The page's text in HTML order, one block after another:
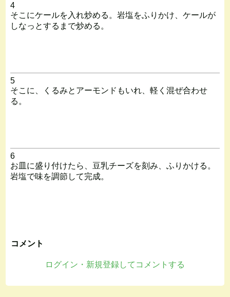
4
そこにケールを入れ炒める。岩塩をふりかけ、ケールが
しなっとするまで炒める。
5
そこに、くるみとアーモンドもいれ、軽く混ぜ合わせ
る。
6
お皿に盛り付けたら、豆乳チーズを刻み、ふりかける。
岩塩で味を調節して完成。
コメント
ログイン・新規登録してコメントする